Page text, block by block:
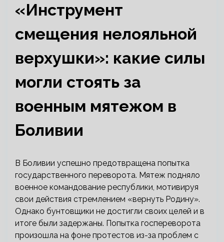
«Инструмент
смещения нелояльной
верхушки»: какие силы
могли стоять за
военным мятежом в
Боливии
В Боливии успешно предотвращена попытка
государственного переворота. Мятеж подняло
военное командование республики, мотивируя
свои действия стремлением «вернуть Родину».
Однако бунтовщики не достигли своих целей и в
итоге были задержаны. Попытка госпереворота
произошла на фоне протестов из-за проблем с